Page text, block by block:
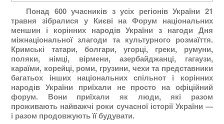
Понад 600 учасників з усіх регіонів України 21
травня зібралися у Києві на Форум національних
меншин і корінних народів України з нагоди Дня
міжнаціональної злагоди та культурного розмаїття.
Кримські татари, болгари, угорці, греки, румуни,
поляки, німці, вірмени, азербайджанці, гагаузи,
караїми, корейці, роми, грузини, чехи та представники
багатьох інших національних спільнот і корінних
народів України приїхали не просто на офіційний
форум. Вони приїхали як люди, які разом
проживають найважчі роки сучасної історії України —
і разом продовжують її будувати.